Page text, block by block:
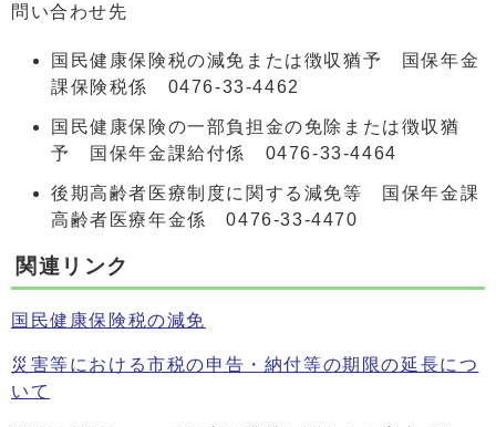
問い合わせ先
国民健康保険税の減免または徴収猶予 国保年金
課保険税係 0476-33-4462
国民健康保険の一部負担金の免除または徴収猶
予 国保年金課給付係 0476-33-4464
後期高齢者医療制度に関する減免等 国保年金課
高齢者医療年金係 0476-33-4470
関連リンク
国民健康保険税の減免
災害等における市税の申告・納付等の期限の延長につ
いて